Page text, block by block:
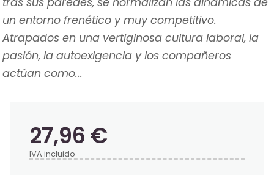
un entorno frenético y muy competitivo.
Atrapados en una vertiginosa cultura laboral, la
pasión, la autoexigencia y los compañeros
actúan como...
27,96 €
IVA incluido